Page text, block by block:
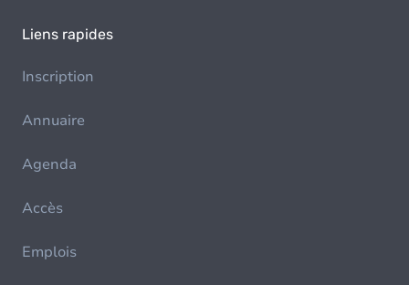
Liens rapides
Inscription
Annuaire
Agenda
Accès
Emplois